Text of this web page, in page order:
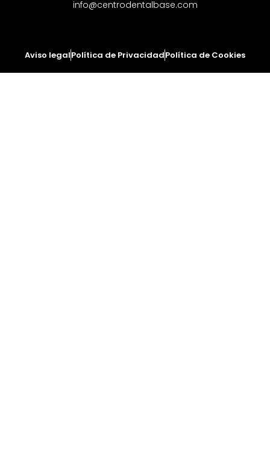
info@centrodentalbase.com
Aviso legalPolítica de PrivacidadPolítica de Cookies